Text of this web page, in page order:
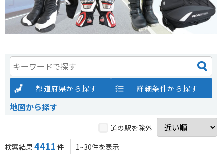
都道府県から探す 詳細条件から探す
地図から探す
道の駅を除外
検索結果 4411 件 1~30件を表示